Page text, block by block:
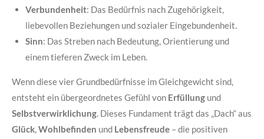
Verbundenheit: Das Bedürfnis nach Zugehörigkeit,
liebevollen Beziehungen und sozialer Eingebundenheit.
Sinn: Das Streben nach Bedeutung, Orientierung und
einem tieferen Zweck im Leben.
Wenn diese vier Grundbedürfnisse im Gleichgewicht sind,
entsteht ein übergeordnetes Gefühl von Erfüllung und
Selbstverwirklichung. Dieses Fundament trägt das „Dach“ aus
Glück,Wohlbefinden und Lebensfreude – die positiven